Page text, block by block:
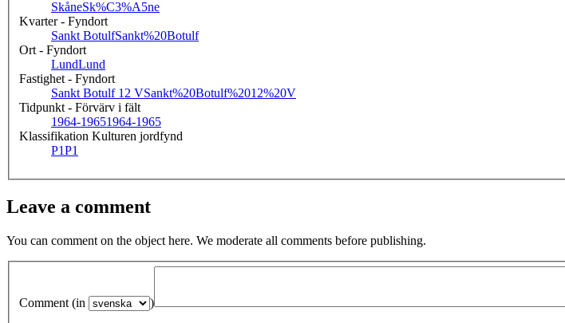
SkåneSk%C3%A5ne
Kvarter - Fyndort
Sankt BotulfSankt%20Botulf
Ort - Fyndort
LundLund
Fastighet - Fyndort
Sankt Botulf 12 VSankt%20Botulf%2012%20V
Tidpunkt - Förvärv i fält
1964-19651964-1965
Klassifikation Kulturen jordfynd
P1P1
Leave a comment
You can comment on the object here. We moderate all comments before publishing.
Comment (in )